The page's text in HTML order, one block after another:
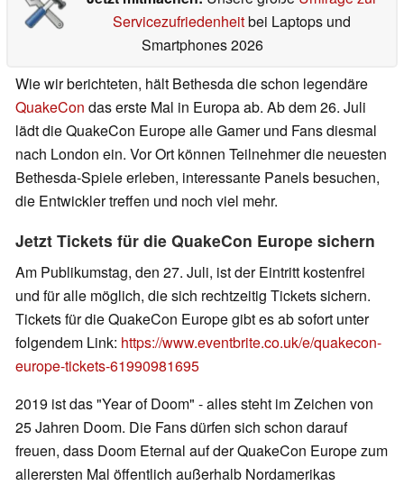
Servicezufriedenheitbei Laptops und
Smartphones 2026
Wie wir berichteten, hält Bethesda die schon legendäre
QuakeCon das erste Mal in Europa ab. Ab dem 26. Juli
lädt die QuakeCon Europe alle Gamer und Fans diesmal
nach London ein. Vor Ort können Teilnehmer die neuesten
Bethesda-Spiele erleben, interessante Panels besuchen,
die Entwickler treffen und noch viel mehr.
Jetzt Tickets für die QuakeCon Europe sichern
Am Publikumstag, den 27. Juli, ist der Eintritt kostenfrei
und für alle möglich, die sich rechtzeitig Tickets sichern.
Tickets für die QuakeCon Europe gibt es ab sofort unter
folgendem Link: https://www.eventbrite.co.uk/e/quakecon-
europe-tickets-61990981695
2019 ist das "Year of Doom" - alles steht im Zeichen von
25 Jahren Doom. Die Fans dürfen sich schon darauf
freuen, dass Doom Eternal auf der QuakeCon Europe zum
allerersten Mal öffentlich außerhalb Nordamerikas